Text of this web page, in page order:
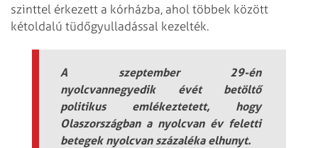
szinttel érkezett a kórházba, ahol többek között
kétoldalú tüdőgyulladással kezelték.
A szeptember 29-én
nyolcvannegyedik évét betöltő
politikus emlékeztetett, hogy
Olaszországban a nyolcvan év feletti
betegek nyolcvan százaléka elhunyt.